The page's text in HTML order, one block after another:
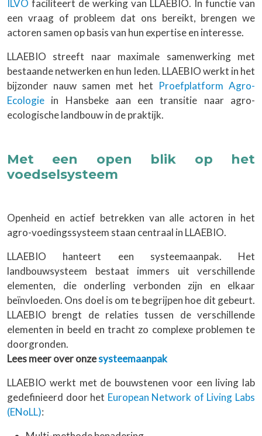
ILVO faciliteert de werking van LLAEBIO. In functie van
een vraag of probleem dat ons bereikt, brengen we
actoren samen op basis van hun expertise en interesse.
LLAEBIO streeft naar maximale samenwerking met
bestaande netwerken en hun leden. LLAEBIO werkt in het
bijzonder nauw samen met het Proefplatform Agro-
Ecologie in Hansbeke aan een transitie naar agro-
ecologische landbouw in de praktijk.
Met een open blik op het
voedselsysteem
Openheid en actief betrekken van alle actoren in het
agro-voedingssysteem staan centraal in LLAEBIO.
LLAEBIO hanteert een systeemaanpak. Het
landbouwsysteem bestaat immers uit verschillende
elementen, die onderling verbonden zijn en elkaar
beïnvloeden. Ons doel is om te begrijpen hoe dit gebeurt.
LLAEBIO brengt de relaties tussen de verschillende
elementen in beeld en tracht zo complexe problemen te
doorgronden.
Lees meer over onzesysteemaanpak
LLAEBIO werkt met de bouwstenen voor een living lab
gedefinieerd door het European Network of Living Labs
(ENoLL):